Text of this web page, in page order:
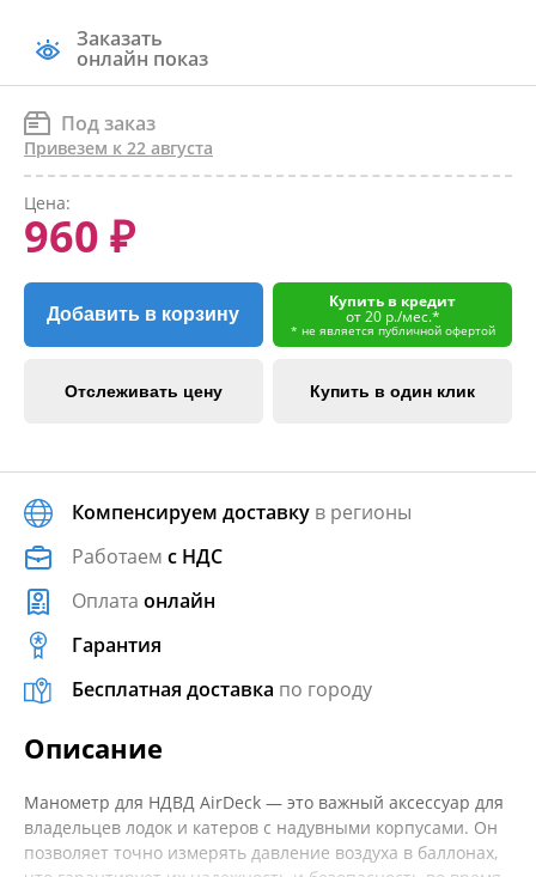
Заказать
онлайн показ
Под заказ
Привезем к 22 августа
Цена:
960 ₽
Добавить в корзину
Купить в кредит
от 20 р./мес.*
* не является публичной офертой
Отслеживать цену Купить в один клик
Компенсируем доставку в регионы
Работаем с НДС
Оплата онлайн
Гарантия
Бесплатная доставка по городу
Описание
Манометр для НДВД AirDeck — это важный аксессуар для
владельцев лодок и катеров с надувными корпусами. Он
позволяет точно измерять давление воздуха в баллонах,